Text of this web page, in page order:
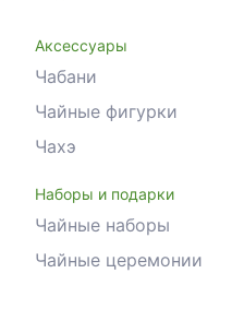
Аксессуары
Чабани
Чайные фигурки
Чахэ
Наборы и подарки
Чайные наборы
Чайные церемонии